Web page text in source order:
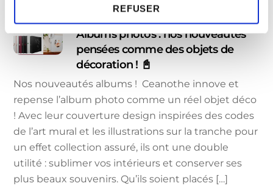
n
REFUSER
Albums photos : nos nouveautés
pensées comme des objets de
décoration ! 📓
Nos nouveautés albums ! Ceanothe innove et
repense l’album photo comme un réel objet déco
! Avec leur couverture design inspirées des codes
de l’art mural et les illustrations sur la tranche pour
un effet collection assuré, ils ont une double
utilité : sublimer vos intérieurs et conserver ses
plus beaux souvenirs. Qu’ils soient placés […]